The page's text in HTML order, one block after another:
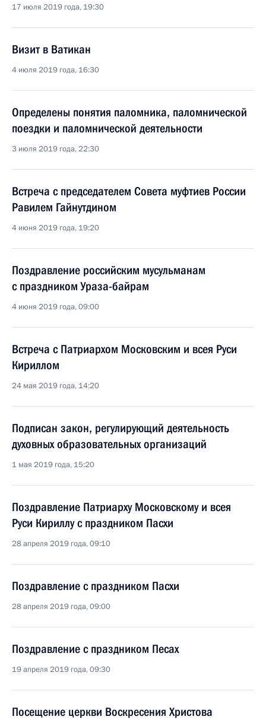
17 июля 2019 года, 19:30
Визит в Ватикан
4 июля 2019 года, 16:30
Определены понятия паломника, паломнической
поездки и паломнической деятельности
3 июля 2019 года, 22:30
Встреча с председателем Совета муфтиев России
Равилем Гайнутдином
4 июня 2019 года, 19:20
Поздравление российским мусульманам
с праздником Ураза-байрам
4 июня 2019 года, 09:00
Встреча с Патриархом Московским и всея Руси
Кириллом
24 мая 2019 года, 14:20
Подписан закон, регулирующий деятельность
духовных образовательных организаций
1 мая 2019 года, 15:20
Поздравление Патриарху Московскому и всея
Руси Кириллу с праздником Пасхи
28 апреля 2019 года, 09:10
Поздравление с праздником Пасхи
28 апреля 2019 года, 09:00
Поздравление с праздником Песах
19 апреля 2019 года, 09:30
Посещение церкви Воскресения Христова